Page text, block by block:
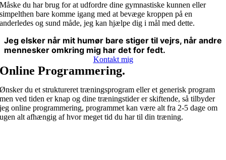
Måske du har brug for at udfordre dine gymnastiske kunnen eller
simpelthen bare komme igang med at bevæge kroppen på en
anderledes og sund måde, jeg kan hjælpe dig i mål med dette.
Jeg elsker når mit humør bare stiger til vejrs, når andre
mennesker omkring mig har det for fedt.
Kontakt mig
Online Programmering.
Ønsker du et struktureret træningsprogram eller et generisk program
men ved tiden er knap og dine træningstider er skiftende, så tilbyder
jeg online programmering, programmet kan være alt fra 2-5 dage om
ugen alt afhængig af hvor meget tid du har til din træning.